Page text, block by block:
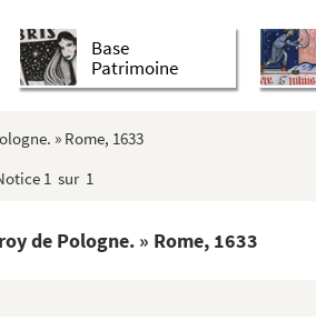
Base
Patrimoine
» Rome, 1633
1 sur 1
de Pologne. » Rome, 1633
Jésus ». Esp...
»